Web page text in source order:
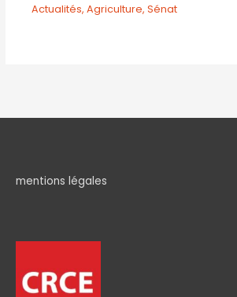
Actualités,Agriculture,Sénat
mentions légales